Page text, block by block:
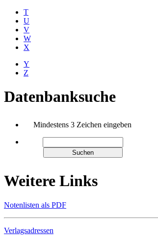
T
U
V
W
X
Y
Z
Datenbanksuche
Mindestens 3 Zeichen eingeben
Weitere Links
Notenlisten als PDF
Verlagsadressen